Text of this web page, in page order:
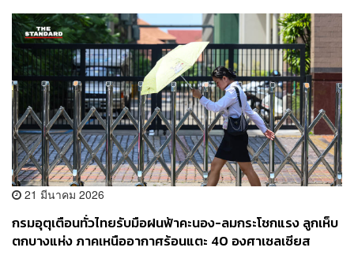
21 มีนาคม 2026
กรมอุตุเตือนทั่วไทยรับมือฝนฟ้าคะนอง-ลมกระโชกแรง ลูกเห็บ
ตกบางแห่ง ภาคเหนืออากาศร้อนแตะ 40 องศาเซลเซียส